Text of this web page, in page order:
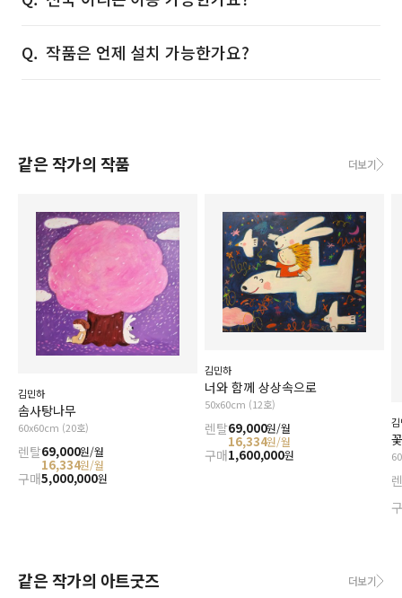
작품은 언제 설치 가능한가요?
같은 작가의 작품 더보기
김민하
솜사탕나무
60x60cm (20호)
렌탈69,000원/월
16,334원/월
구매5,000,000원
김민하
너와 함께 상상속으로
50x60cm (12호)
렌탈69,000원/월
16,334원/월
구매1,600,000원
같은 작가의 아트굿즈 더보기